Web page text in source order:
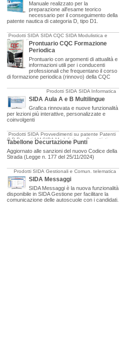
Manuale realizzato per la
preparazione all'esame teorico
necessario per il conseguimento della
patente nautica di categoria D, tipo D1.
Prodotti SIDA SIDA CQC SIDA Modulistica e
OggettisticaProntuario CQC Formazione
Periodica
Prontuario con argomenti di attualità e
informazioni utili per i conducenti
professionali che frequentano il corso
di formazione periodica (rinnovo) della CQC
Prodotti SIDA SIDA Informatica
SIDA Aula A e B Multilingue
Grafica rinnovata e nuove funzionalità
per lezioni più interattive, personalizzate e
coinvolgenti
Prodotti SIDA Provvedimenti su patente Patenti
C-D Patenti AM SIDA Modulistica e Oggettistica
Tabellone Decurtazione Punti
Aggiornato alle sanzioni del nuovo Codice della
Strada (Legge n. 177 del 25/11/2024)
Prodotti SIDA Gestionali e Comun. telematica
SIDA Messaggi
SIDA Messaggi è la nuova funzionalità
disponibile in SIDA Gestione per facilitare la
comunicazione delle autoscuole con i candidati.